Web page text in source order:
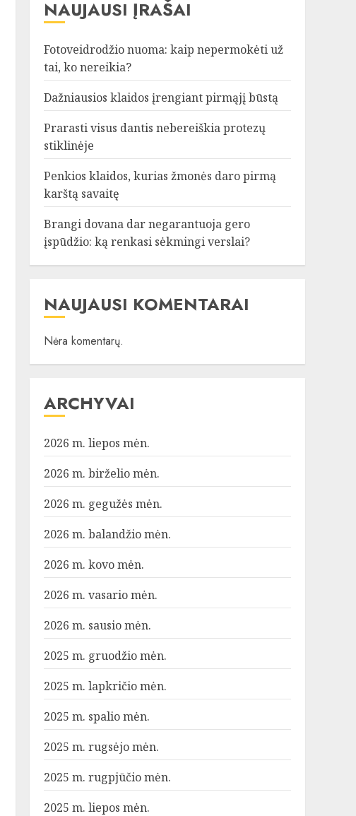
NAUJAUSI ĮRAŠAI
Fotoveidrodžio nuoma: kaip nepermokėti už
tai, ko nereikia?
Dažniausios klaidos įrengiant pirmąjį būstą
Prarasti visus dantis nebereiškia protezų
stiklinėje
Penkios klaidos, kurias žmonės daro pirmą
karštą savaitę
Brangi dovana dar negarantuoja gero
įspūdžio: ką renkasi sėkmingi verslai?
NAUJAUSI KOMENTARAI
Nėra komentarų.
ARCHYVAI
2026 m. liepos mėn.
2026 m. birželio mėn.
2026 m. gegužės mėn.
2026 m. balandžio mėn.
2026 m. kovo mėn.
2026 m. vasario mėn.
2026 m. sausio mėn.
2025 m. gruodžio mėn.
2025 m. lapkričio mėn.
2025 m. spalio mėn.
2025 m. rugsėjo mėn.
2025 m. rugpjūčio mėn.
2025 m. liepos mėn.